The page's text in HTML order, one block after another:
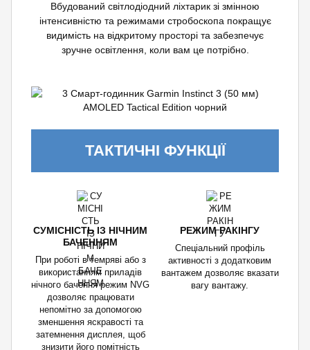
Вбудований світлодіодний ліхтарик зі змінною
інтенсивністю та режимами стробоскопа покращує
видимість на відкритому просторі та забезпечує
зручне освітлення, коли вам це потрібно.
ТАКТИЧНІ ФУНКЦІЇ
СУМІСНІСТЬ ІЗ НІЧНИМ
БАЧЕННЯМ
При роботі в темряві або з
використанням приладів
нічного бачення режим NVG
дозволяє працювати
непомітно за допомогою
зменшення яскравості та
затемнення дисплея, щоб
знизити його помітність
РЕЖИМ РАКІНГУ
Спеціальний профіль
активності з додатковим
вантажем дозволяє вказати
вагу вантажу.